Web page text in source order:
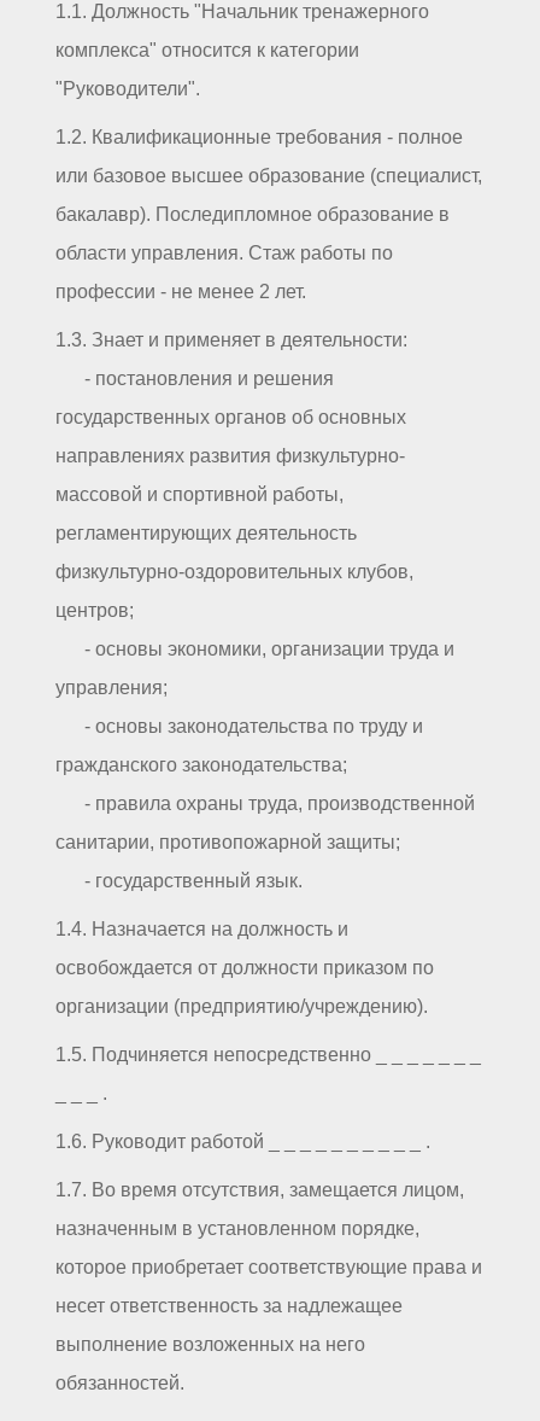
1.1. Должность "Начальник тренажерного
комплекса" относится к категории
"Руководители".
1.2. Квалификационные требования - полное
или базовое высшее образование (специалист,
бакалавр). Последипломное образование в
области управления. Стаж работы по
профессии - не менее 2 лет.
1.3. Знает и применяет в деятельности:
- постановления и решения
государственных органов об основных
направлениях развития физкультурно-
массовой и спортивной работы,
регламентирующих деятельность
физкультурно-оздоровительных клубов,
центров;
- основы экономики, организации труда и
управления;
- основы законодательства по труду и
гражданского законодательства;
- правила охраны труда, производственной
санитарии, противопожарной защиты;
- государственный язык.
1.4. Назначается на должность и
освобождается от должности приказом по
организации (предприятию/учреждению).
1.5. Подчиняется непосредственно _ _ _ _ _ _ _
_ _ _ .
1.6. Руководит работой _ _ _ _ _ _ _ _ _ _ .
1.7. Во время отсутствия, замещается лицом,
назначенным в установленном порядке,
которое приобретает соответствующие права и
несет ответственность за надлежащее
выполнение возложенных на него
обязанностей.